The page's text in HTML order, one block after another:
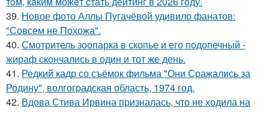
39. Новое фото Аллы Пугачёвой удивило фанатов:
"Совсем не Похожа".
40. Смотритель зоопарка в скопье и его подопечный -
жираф скончались в один и тот же день.
41. Редкий кадр со съёмок фильма "Они Сражались за
Родину", волгоградская область, 1974 год.
42. Вдова Стива Ирвина призналась, что не ходила на